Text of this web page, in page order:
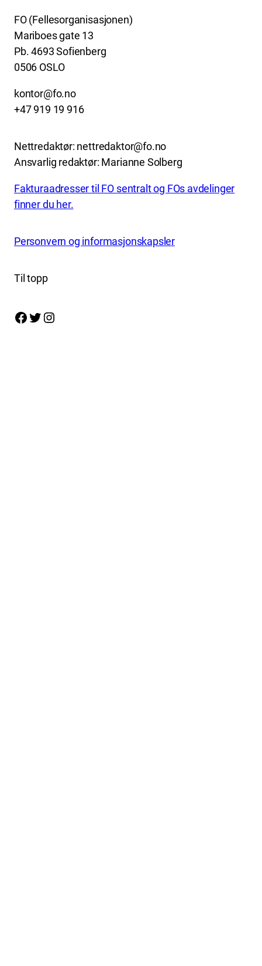
FO (Fellesorganisasjonen)
Mariboes gate 13
Pb. 4693 Sofienberg
0506 OSLO
kontor@fo.no
+47 919 19 916
Nettredaktør: nettredaktor@fo.no
Ansvarlig redaktør: Marianne Solberg
Fakturaadresser til FO sentralt og FOs avdelinger
finner du her.
Personvern og informasjonskapsler
Til topp
Facebook Twitter Instagram